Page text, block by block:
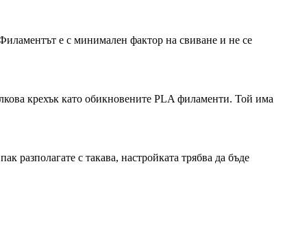
е с минимален фактор на свиване и не се
крехък като обикновените PLA филаменти. Той има
разполагате с такава, настройката трябва да бъде